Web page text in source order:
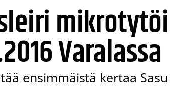
Varalassa
ensimmäistä kertaa Sasu